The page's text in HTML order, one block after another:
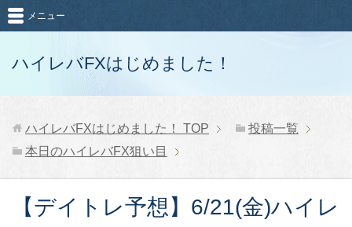
ハイレバFXはじめました！
メニュー
ハイレバFXはじめました！ TOP
投稿一覧
本日のハイレバFX狙い目
【デイトレ予想】6/21(金)ハイレ